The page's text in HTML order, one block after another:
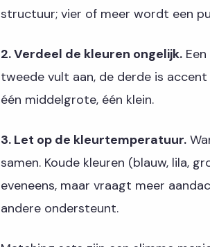
structuur; vier of meer wordt een
2. Verdeel de kleuren ongelijk.
tweede vult aan, de derde is
één middelgrote, één klein.
3. Let op de kleurtemperatuur.
samen. Koude kleuren (blauw, lila,
eveneens, maar vraagt meer
andere ondersteunt.